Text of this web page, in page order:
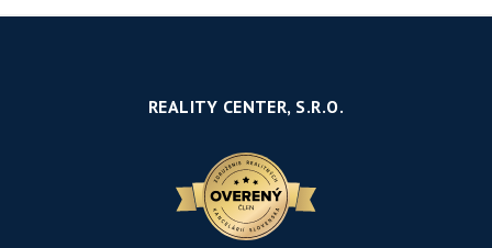
REALITY CENTER, S.R.O.